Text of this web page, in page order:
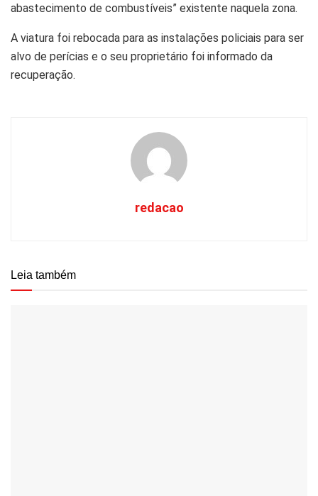
abastecimento de combustíveis” existente naquela zona.
A viatura foi rebocada para as instalações policiais para ser
alvo de perícias e o seu proprietário foi informado da
recuperação.
redacao
Leia também